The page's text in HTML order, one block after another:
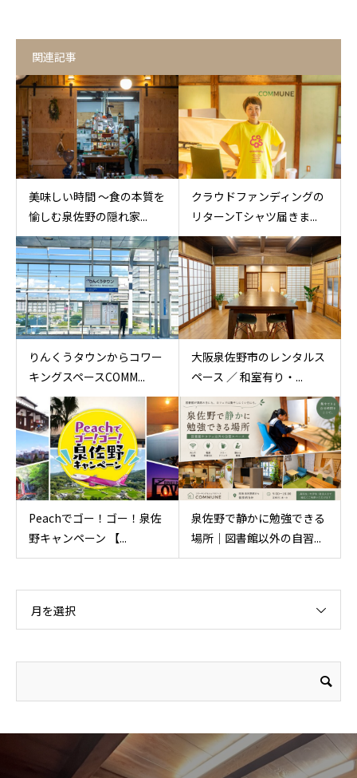
関連記事
美味しい時間 〜食の本質を
愉しむ泉佐野の隠れ家...
クラウドファンディングの
リターンTシャツ届きま...
りんくうタウンからコワー
キングスペースCOMM...
大阪泉佐野市のレンタルス
ペース ／ 和室有り・...
Peachでゴー！ゴー！泉佐
野キャンペーン 【...
泉佐野で静かに勉強できる
場所｜図書館以外の自習...
月を選択